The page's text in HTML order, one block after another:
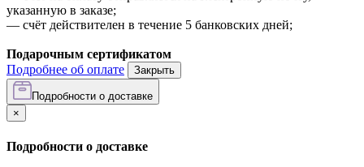
указанную в заказе;
— счёт действителен в течение 5 банковских дней;
Подарочным сертификатом
Подробнее об оплате
Закрыть
Подробности о доставке
×
Подробности о доставке